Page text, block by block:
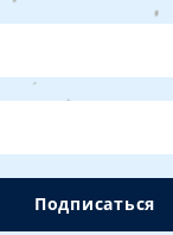
Подписаться